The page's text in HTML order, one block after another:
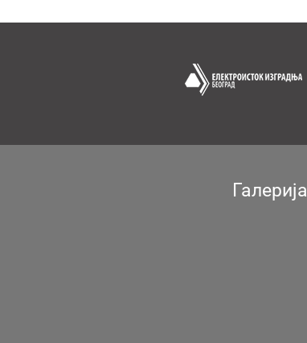
Галерија